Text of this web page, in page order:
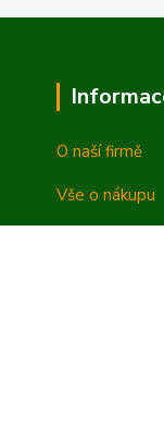
O naší firmě
Vše o nákupu